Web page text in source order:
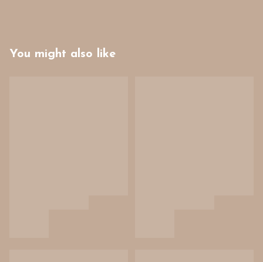
You might also like